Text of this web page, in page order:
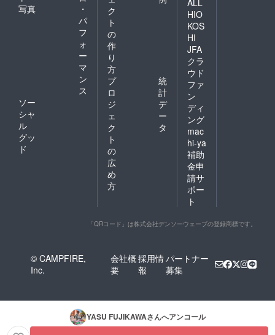
写真
・
パ
フ
ォ
ー
マ
ン
ス
ソー
シャ
ル
グッ
ド
ク
ト
の
作
り
方
プ
ロ
ジ
ェ
ク
ト
の
広
め
方
統
計
デ
ー
タ
HIO
KOS
HI
JFA
クラ
ウド
ファ
ン
ディ
ング
mac
hi-ya
補助
金申
請サ
ポー
ト
「QRコード」は株式会社デンソーウェーブの登録商標です。
© CAMPFIRE,
Inc.
会社概
要
採用情
報
パートナー
募集
YASU FUJIKAWAさんへアンコール